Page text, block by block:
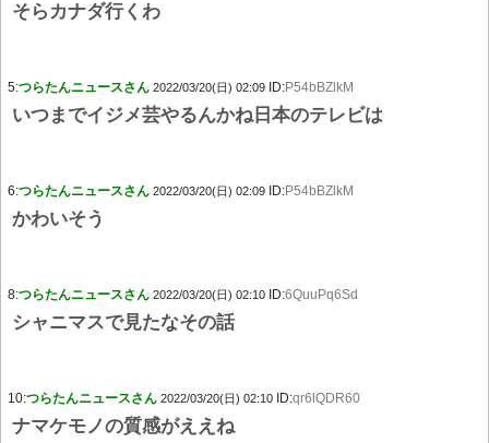
そらカナダ行くわ
5:つらたんニュースさん 2022/03/20(日) 02:09 ID:P54bBZlkM
いつまでイジメ芸やるんかね日本のテレビは
6:つらたんニュースさん 2022/03/20(日) 02:09 ID:P54bBZlkM
かわいそう
8:つらたんニュースさん 2022/03/20(日) 02:10 ID:6QuuPq6Sd
シャニマスで見たなその話
10:つらたんニュースさん 2022/03/20(日) 02:10 ID:qr6lQDR60
ナマケモノの質感がええね